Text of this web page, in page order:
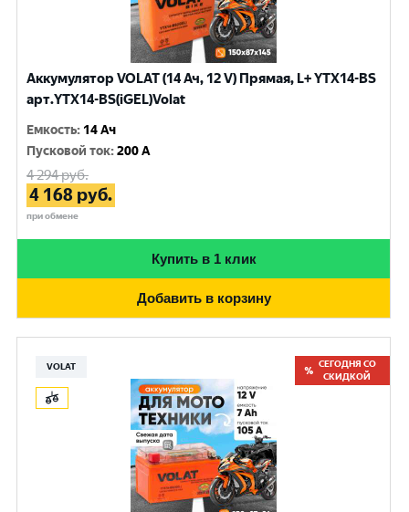
Аккумулятор VOLAT (14 Ач, 12 V) Прямая, L+ YTX14-BS
арт.YTX14-BS(iGEL)Volat
Емкость: 14 Ач
Пусковой ток:200 A
4 294руб.
4 168 руб.
при обмене
Купить в 1 клик
Добавить в корзину
VOLAT
СЕГОДНЯ СО
СКИДКОЙ